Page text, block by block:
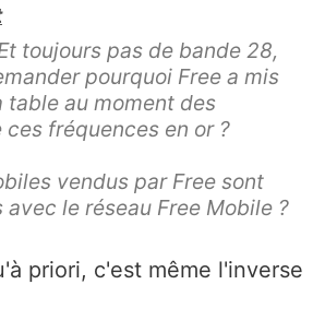
toujours pas de bande 28,
pourquoi Free a mis
table au moment des
ces fréquences en or ?
vendus par Free sont
le réseau Free Mobile ?
priori, c'est même l'inverse